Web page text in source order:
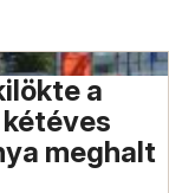
a
meghalt